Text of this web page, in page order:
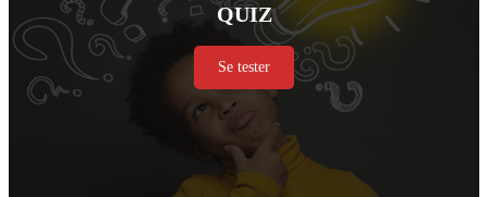
QUIZ
Se tester